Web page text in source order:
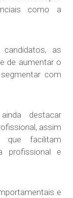
como a
as
de aumentar o
com
destacar
assim
que facilitam
profissional e
e